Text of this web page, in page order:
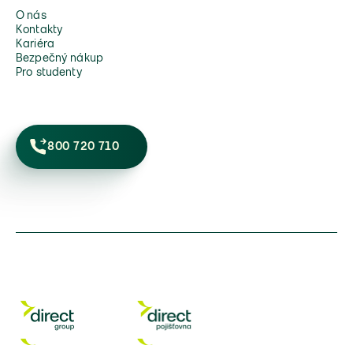
O nás
Kontakty
Kariéra
Bezpečný nákup
Pro studenty
800 720 710